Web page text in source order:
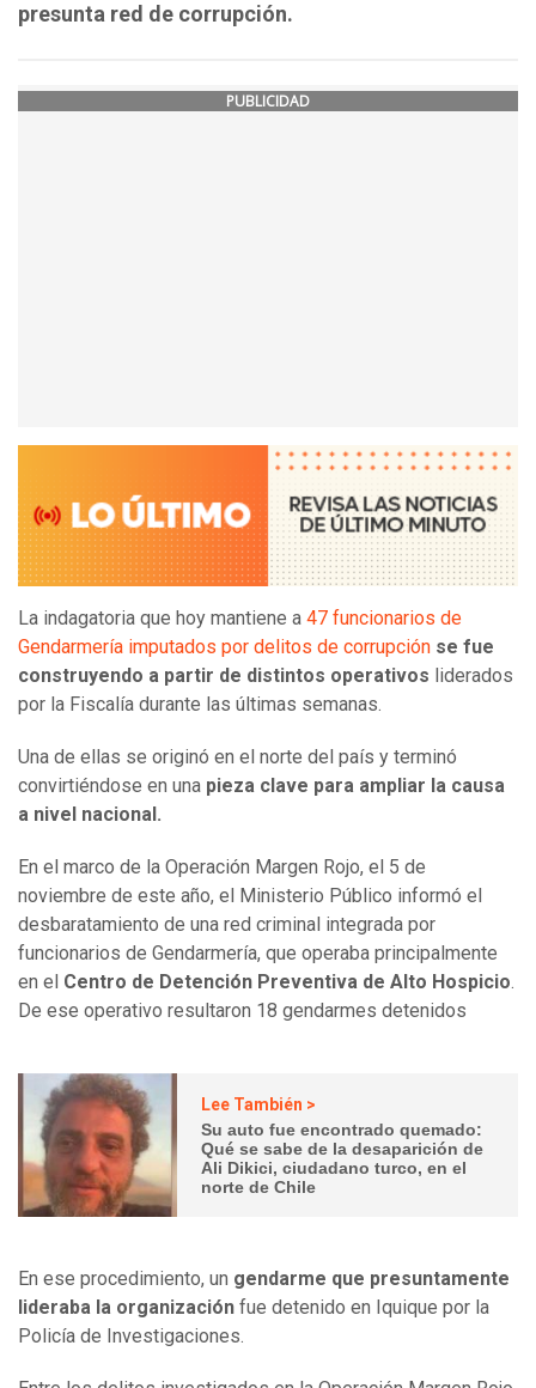
presunta red de corrupción.
PUBLICIDAD
La indagatoria que hoy mantiene a 47 funcionarios de
Gendarmería imputados por delitos de corrupción se fue
construyendo a partir de distintos operativos liderados
por la Fiscalía durante las últimas semanas.
Una de ellas se originó en el norte del país y terminó
convirtiéndose en una pieza clave para ampliar la causa
a nivel nacional.
En el marco de la Operación Margen Rojo, el 5 de
noviembre de este año, el Ministerio Público informó el
desbaratamiento de una red criminal integrada por
funcionarios de Gendarmería, que operaba principalmente
en el Centro de Detención Preventiva de Alto Hospicio.
De ese operativo resultaron 18 gendarmes detenidos
Lee También >
Su auto fue encontrado quemado:
Qué se sabe de la desaparición de
Ali Dikici, ciudadano turco, en el
norte de Chile
En ese procedimiento, un gendarme que presuntamente
lideraba la organización fue detenido en Iquique por la
Policía de Investigaciones.